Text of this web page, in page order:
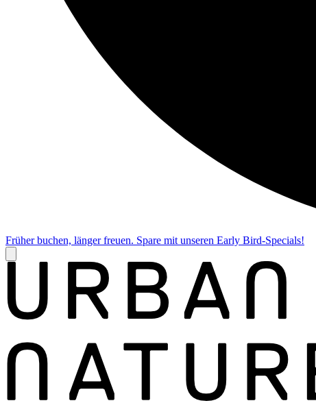
Früher buchen, länger freuen. Spare mit unseren Early Bird-Specials!